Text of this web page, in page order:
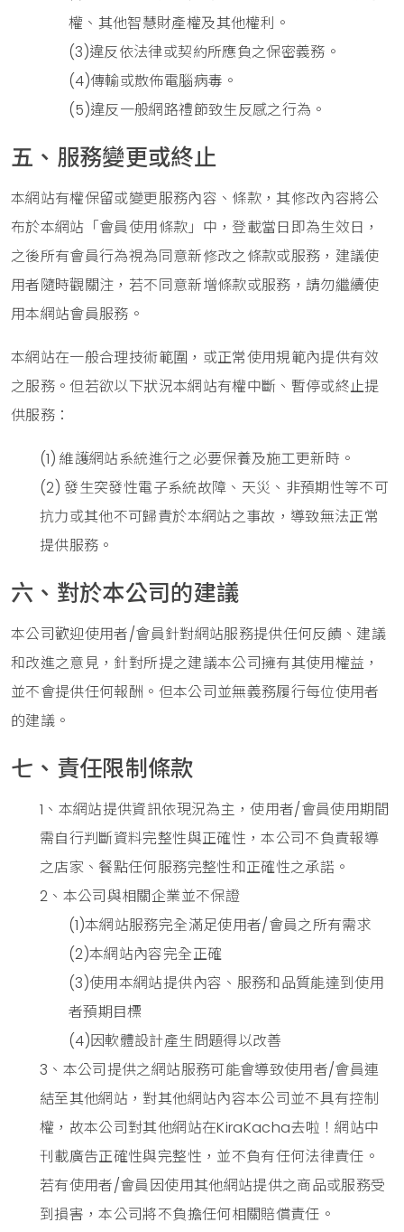
權、其他智慧財產權及其他權利。
(3)違反依法律或契約所應負之保密義務。
(4)傳輸或散佈電腦病毒。
(5)違反一般網路禮節致生反感之行為。
五、服務變更或終止
本網站有權保留或變更服務內容、條款，其修改內容將公
布於本網站「會員使用條款」中，登載當日即為生效日，
之後所有會員行為視為同意新修改之條款或服務，建議使
用者隨時觀關注，若不同意新增條款或服務，請勿繼續使
用本網站會員服務。
本網站在一般合理技術範圍，或正常使用規範內提供有效
之服務。但若欲以下狀況本網站有權中斷、暫停或終止提
供服務：
(1) 維護網站系統進行之必要保養及施工更新時。
(2) 發生突發性電子系統故障、天災、非預期性等不可
抗力或其他不可歸責於本網站之事故，導致無法正常
提供服務。
六、對於本公司的建議
本公司歡迎使用者/會員針對網站服務提供任何反饋、建議
和改進之意見，針對所提之建議本公司擁有其使用權益，
並不會提供任何報酬。但本公司並無義務履行每位使用者
的建議。
七、責任限制條款
1、本網站提供資訊依現況為主，使用者/會員使用期間
需自行判斷資料完整性與正確性，本公司不負責報導
之店家、餐點任何服務完整性和正確性之承諾。
2、本公司與相關企業並不保證
(1)本網站服務完全滿足使用者/會員之所有需求
(2)本網站內容完全正確
(3)使用本網站提供內容、服務和品質能達到使用
者預期目標
(4)因軟體設計產生問題得以改善
3、本公司提供之網站服務可能會導致使用者/會員連
結至其他網站，對其他網站內容本公司並不具有控制
權，故本公司對其他網站在KiraKacha去啦！網站中
刊載廣告正確性與完整性，並不負有任何法律責任。
若有使用者/會員因使用其他網站提供之商品或服務受
到損害，本公司將不負擔任何相關賠償責任。